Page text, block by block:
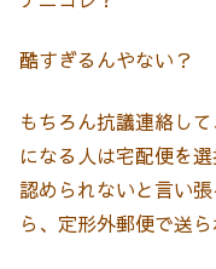
酷すぎるんやない？
もちろん抗議連絡し
になる人は宅配便を
認められないと言い
ら、定形外郵便で送ら